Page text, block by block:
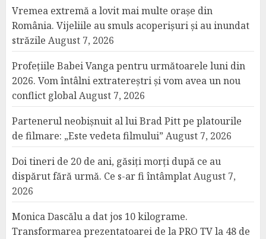
Vremea extremă a lovit mai multe orașe din
România. Vijeliile au smuls acoperișuri și au inundat
străzile August 7, 2026
Profețiile Babei Vanga pentru următoarele luni din
2026. Vom întâlni extratereștri și vom avea un nou
conflict globalAugust 7, 2026
Partenerul neobișnuit al lui Brad Pitt pe platourile
de filmare: „Este vedeta filmului” August 7, 2026
Doi tineri de 20 de ani, găsiți morți după ce au
dispărut fără urmă. Ce s-ar fi întâmplatAugust 7,
2026
Monica Dascălu a dat jos 10 kilograme.
Transformarea prezentatoarei de la PRO TV la 48 de